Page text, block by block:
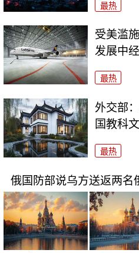
最热
受美滥
发展中
最热
外交部
国教科
最热
俄国防部说乌方送返两名